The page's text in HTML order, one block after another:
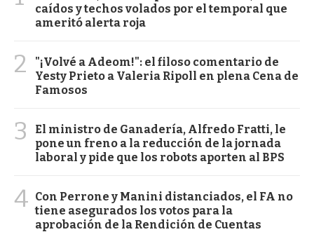
caídos y techos volados por el temporal que
ameritó alerta roja
2
"¡Volvé a Adeom!": el filoso comentario de
Yesty Prieto a Valeria Ripoll en plena Cena de
Famosos
3
El ministro de Ganadería, Alfredo Fratti, le
pone un freno a la reducción de la jornada
laboral y pide que los robots aporten al BPS
4 Con Perrone y Manini distanciados, el FA no
tiene asegurados los votos para la
aprobación de la Rendición de Cuentas